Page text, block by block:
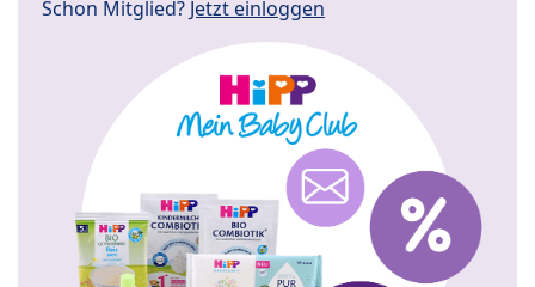
Schon Mitglied? Jetzt einloggen